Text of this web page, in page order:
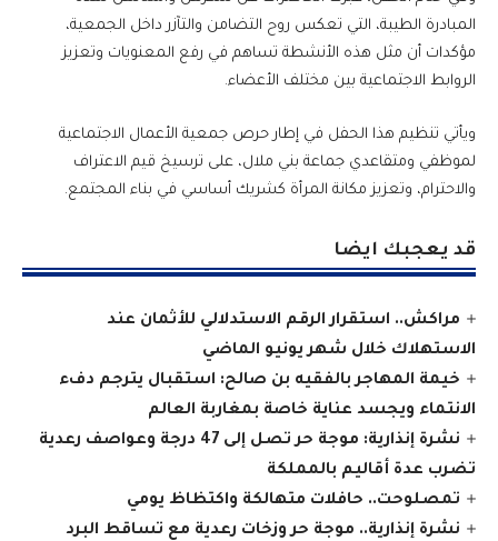
المبادرة الطيبة، التي تعكس روح التضامن والتآزر داخل الجمعية،
مؤكدات أن مثل هذه الأنشطة تساهم في رفع المعنويات وتعزيز
الروابط الاجتماعية بين مختلف الأعضاء.
ويأتي تنظيم هذا الحفل في إطار حرص جمعية الأعمال الاجتماعية
لموظفي ومتقاعدي جماعة بني ملال، على ترسيخ قيم الاعتراف
والاحترام، وتعزيز مكانة المرأة كشريك أساسي في بناء المجتمع.
قد يعجبك ايضا
مراكش.. استقرار الرقم الاستدلالي للأثمان عند
الاستهلاك خلال شهر يونيو الماضي
خيمة المهاجر بالفقيه بن صالح: استقبال يترجم دفء
الانتماء ويجسد عناية خاصة بمغاربة العالم
نشرة إنذارية: موجة حر تصل إلى 47 درجة وعواصف رعدية
تضرب عدة أقاليم بالمملكة
تمصلوحت.. حافلات متهالكة واكتظاظ يومي
نشرة إنذارية.. موجة حر وزخات رعدية مع تساقط البرد